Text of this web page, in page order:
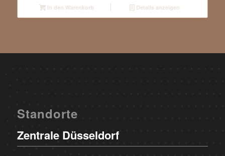
In den Warenkorb Details anzeigen
Standorte
Zentrale Düsseldorf